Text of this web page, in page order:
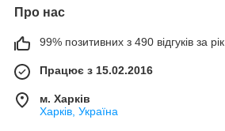
Про нас
99% позитивних з 490 відгуків за рік
Працює з 15.02.2016
м. Харків
Харків, Україна